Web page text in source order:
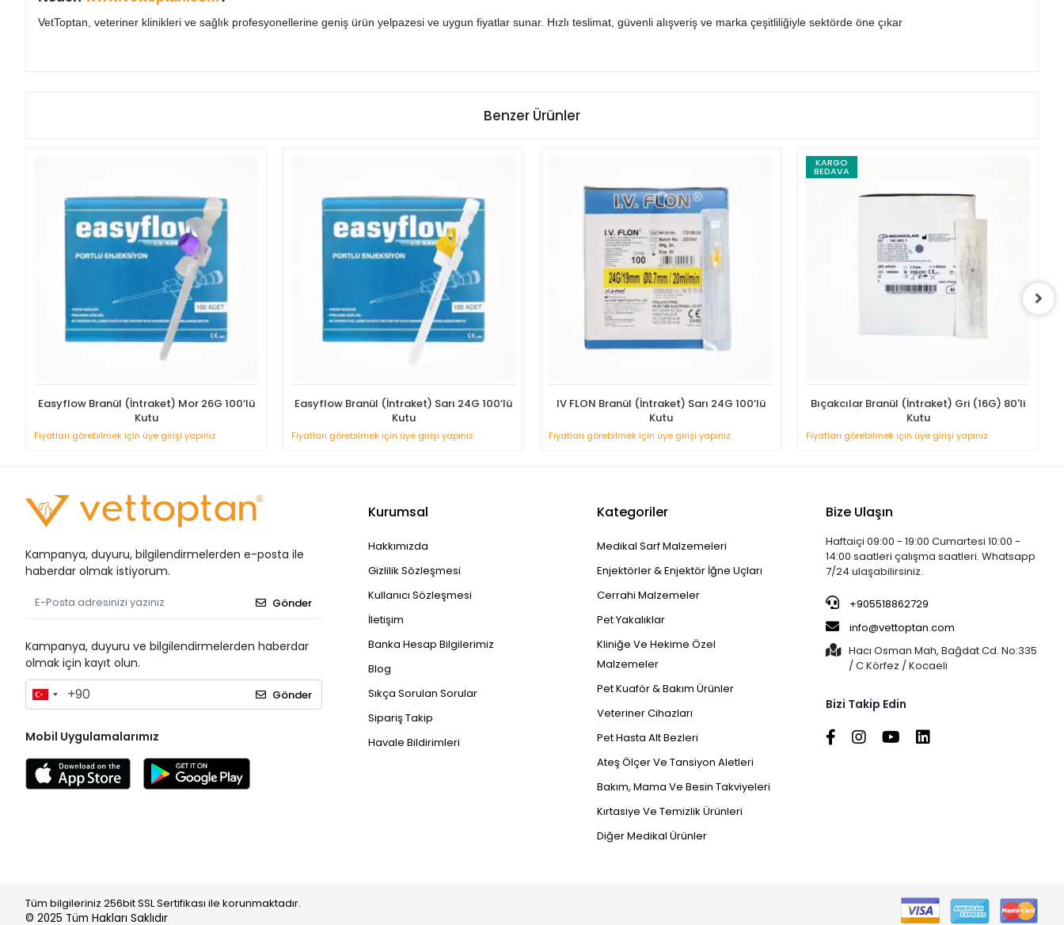
VetToptan, veteriner klinikleri ve sağlık profesyonellerine geniş ürün yelpazesi ve uygun fiyatlar sunar. Hızlı teslimat, güvenli alışveriş ve marka çeşitliliğiyle sektörde öne çıkar
Benzer Ürünler
Easyflow Branül (İntraket) Mor 26G 100’lü
Kutu
Fiyatları görebilmek için üye girişi yapınız
Easyflow Branül (İntraket) Sarı 24G 100’lü
Kutu
Fiyatları görebilmek için üye girişi yapınız
IV FLON Branül (İntraket) Sarı 24G 100’lü
Kutu
Fiyatları görebilmek için üye girişi yapınız
KARGO
BEDAVA
Bıçakcılar Branül (İntraket) Gri (16G) 80'li
Kutu
Fiyatları görebilmek için üye girişi yapınız
Kampanya, duyuru, bilgilendirmelerden e-posta ile
haberdar olmak istiyorum.
Gönder
Kampanya, duyuru ve bilgilendirmelerden haberdar
olmak için kayıt olun.
Gönder
Mobil Uygulamalarımız
Kurumsal
Hakkımızda
Gizlilik Sözleşmesi
Kullanıcı Sözleşmesi
İletişim
Banka Hesap Bilgilerimiz
Blog
Sıkça Sorulan Sorular
Sipariş Takip
Havale Bildirimleri
Kategoriler
Medikal Sarf Malzemeleri
Enjektörler & Enjektör İğne Uçları
Cerrahi Malzemeler
Pet Yakalıklar
Kliniğe Ve Hekime Özel
Malzemeler
Pet Kuaför & Bakım Ürünler
Veteriner Cihazları
Pet Hasta Alt Bezleri
Ateş Ölçer Ve Tansiyon Aletleri
Bakım, Mama Ve Besin Takviyeleri
Kırtasiye Ve Temizlik Ürünleri
Diğer Medikal Ürünler
Bize Ulaşın
Haftaiçi 09:00 - 19:00 Cumartesi 10:00 -
14:00 saatleri çalışma saatleri. Whatsapp
7/24 ulaşabilirsiniz.
+905518862729
info@vettoptan.com
Hacı Osman Mah, Bağdat Cd. No:335
/ C Körfez / Kocaeli
Bizi Takip Edin
Tüm bilgileriniz 256bit SSL Sertifikası ile korunmaktadır.
© 2025 Tüm Hakları Saklıdır